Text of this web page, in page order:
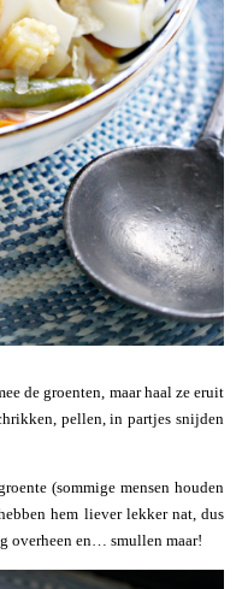
de groenten, maar haal ze eruit
pellen, in partjes snijden
(sommige mensen houden
hem liever lekker nat, dus
overheen en… smullen maar!